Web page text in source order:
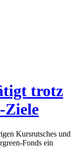
trotz
Ziele
Kursrutsches und
Fonds ein